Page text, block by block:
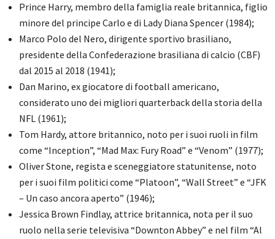
Prince Harry, membro della famiglia reale britannica, figlio
minore del principe Carlo e di Lady Diana Spencer (1984);
Marco Polo del Nero, dirigente sportivo brasiliano,
presidente della Confederazione brasiliana di calcio (CBF)
dal 2015 al 2018 (1941);
Dan Marino, ex giocatore di football americano,
considerato uno dei migliori quarterback della storia della
NFL (1961);
Tom Hardy, attore britannico, noto per i suoi ruoli in film
come “Inception”, “Mad Max: Fury Road” e “Venom” (1977);
Oliver Stone, regista e sceneggiatore statunitense, noto
per i suoi film politici come “Platoon”, “Wall Street” e “JFK
– Un caso ancora aperto” (1946);
Jessica Brown Findlay, attrice britannica, nota per il suo
ruolo nella serie televisiva “Downton Abbey” e nel film “Al